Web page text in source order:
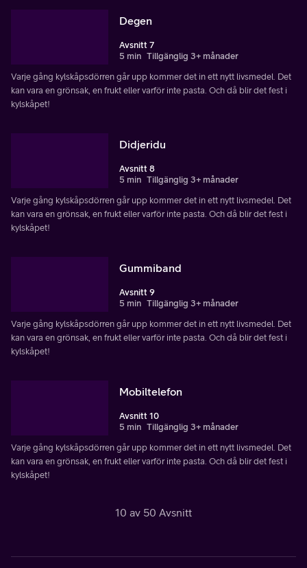
Degen
Avsnitt 7
5 min Tillgänglig 3+ månader
Varje gång kylskåpsdörren går upp kommer det in ett nytt livsmedel. Det
kan vara en grönsak, en frukt eller varför inte pasta. Och då blir det fest i
kylskåpet!
Didjeridu
Avsnitt 8
5 min Tillgänglig 3+ månader
Varje gång kylskåpsdörren går upp kommer det in ett nytt livsmedel. Det
kan vara en grönsak, en frukt eller varför inte pasta. Och då blir det fest i
kylskåpet!
Gummiband
Avsnitt 9
5 min Tillgänglig 3+ månader
Varje gång kylskåpsdörren går upp kommer det in ett nytt livsmedel. Det
kan vara en grönsak, en frukt eller varför inte pasta. Och då blir det fest i
kylskåpet!
Mobiltelefon
Avsnitt 10
5 min Tillgänglig 3+ månader
Varje gång kylskåpsdörren går upp kommer det in ett nytt livsmedel. Det
kan vara en grönsak, en frukt eller varför inte pasta. Och då blir det fest i
kylskåpet!
10 av 50 Avsnitt